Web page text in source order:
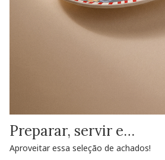
Preparar, servir e…
Aproveitar essa seleção de achados!